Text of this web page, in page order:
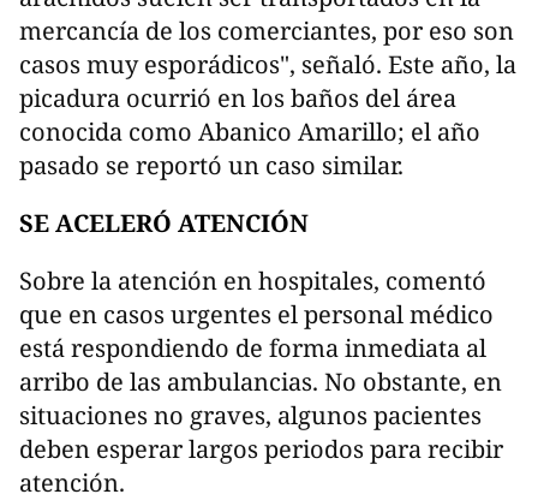
mercancía de los comerciantes, por eso son
casos muy esporádicos", señaló. Este año, la
picadura ocurrió en los baños del área
conocida como Abanico Amarillo; el año
pasado se reportó un caso similar.
SE ACELERÓ ATENCIÓN
Sobre la atención en hospitales, comentó
que en casos urgentes el personal médico
está respondiendo de forma inmediata al
arribo de las ambulancias. No obstante, en
situaciones no graves, algunos pacientes
deben esperar largos periodos para recibir
atención.